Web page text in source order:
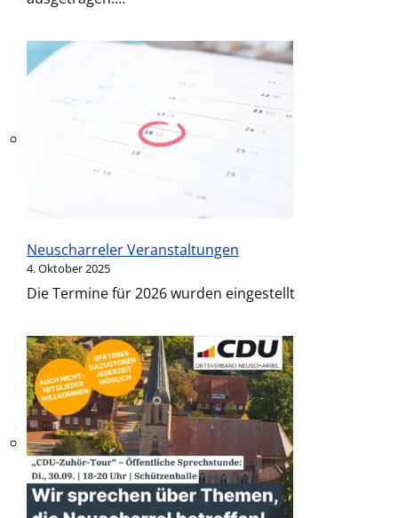
Neuscharreler Veranstaltungen
4. Oktober 2025
Die Termine für 2026 wurden eingestellt